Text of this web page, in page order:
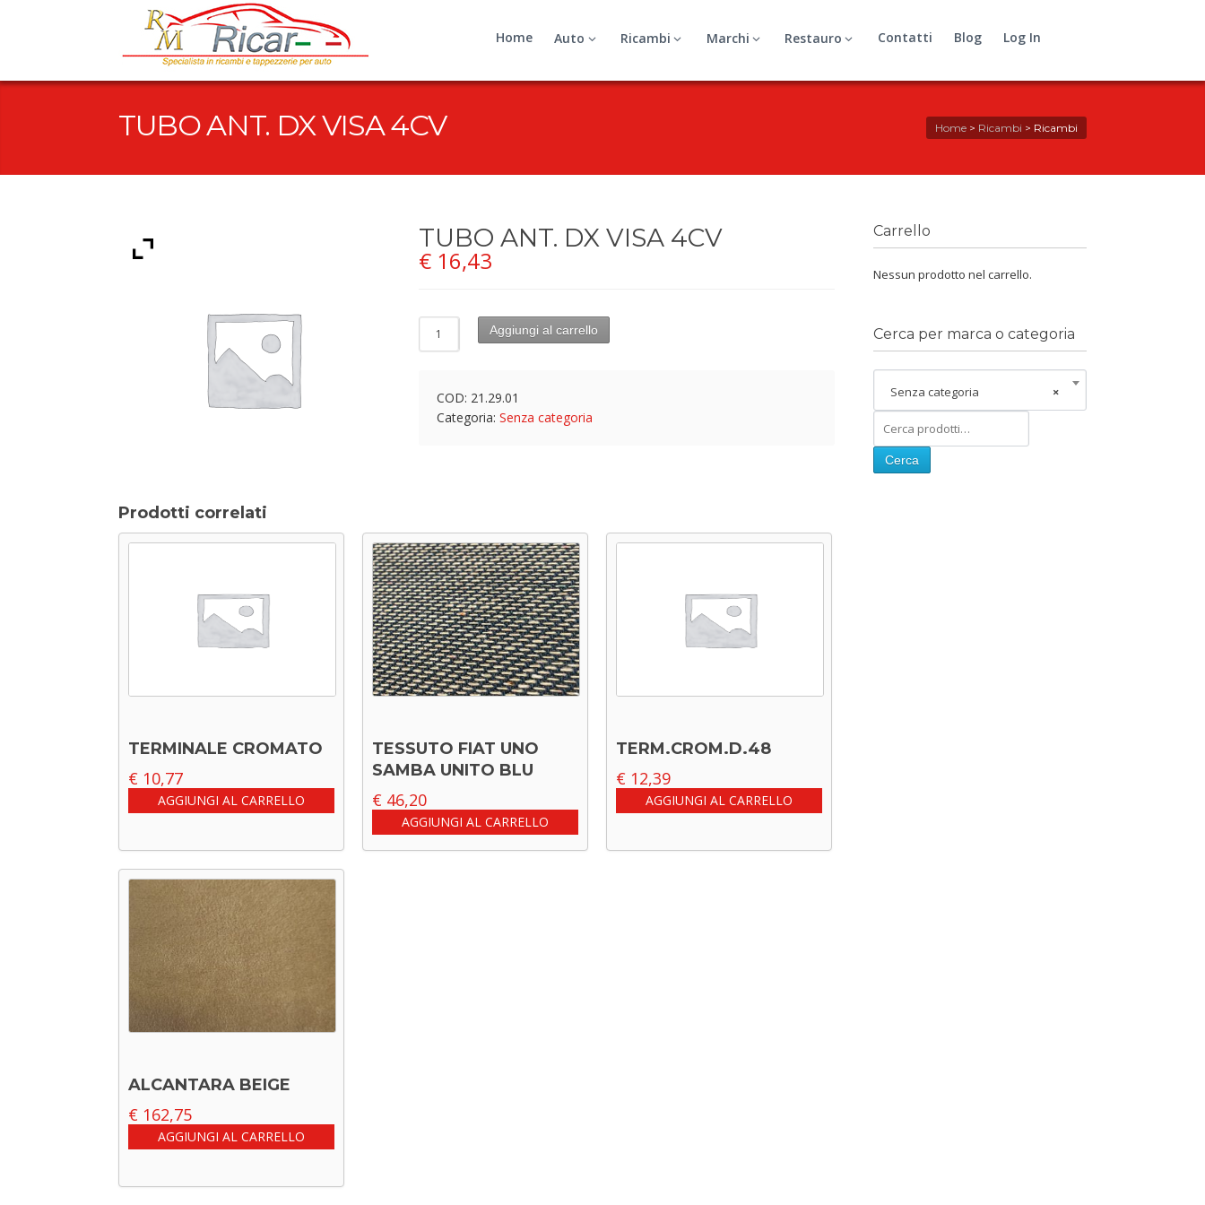
Home Auto Ricambi Marchi Restauro Contatti Blog Log In
TUBO ANT. DX VISA 4CV Home> Ricambi > Ricambi
TUBO ANT. DX VISA 4CV
€ 16,43
Aggiungi al carrello
COD: 21.29.01
Categoria: Senza categoria
Prodotti correlati
TERMINALE CROMATO
€ 10,77
AGGIUNGI AL CARRELLO
TESSUTO FIAT UNO
SAMBA UNITO BLU
€ 46,20
AGGIUNGI AL CARRELLO
TERM.CROM.D.48
€ 12,39
AGGIUNGI AL CARRELLO
ALCANTARA BEIGE
€ 162,75
AGGIUNGI AL CARRELLO
Carrello
Nessun prodotto nel carrello.
Cerca per marca o categoria
×
Senza categoria
Cerca